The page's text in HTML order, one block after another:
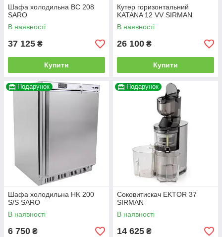
Шафа холодильна BC 208
SARO
В наявності
37 125 ₴
Купити
Кутер горизонтальний
KATANA 12 VV SIRMAN
В наявності
26 100 ₴
Купити
Подарунок
Шафа холодильна HK 200
S/S SARO
В наявності
6 750 ₴
Подарунок
Соковитискач EKTOR 37
SIRMAN
В наявності
14 625 ₴